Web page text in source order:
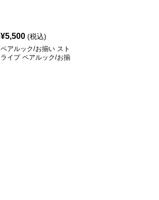
¥5,500 (税込)
ペアルック/お揃い スト
ライプ ペアルック/お揃